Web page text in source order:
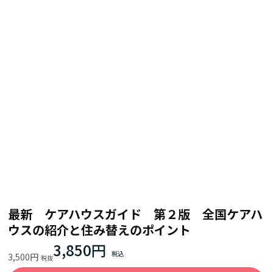
最新 ケアハウスガイド 第２版 全国ケアハ
ウスの紹介と住み替えのポイント
3,500円 3,850円